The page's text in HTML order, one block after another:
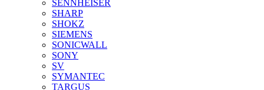
SENNHEISER
SHARP
SHOKZ
SIEMENS
SONICWALL
SONY
SV
SYMANTEC
TARGUS